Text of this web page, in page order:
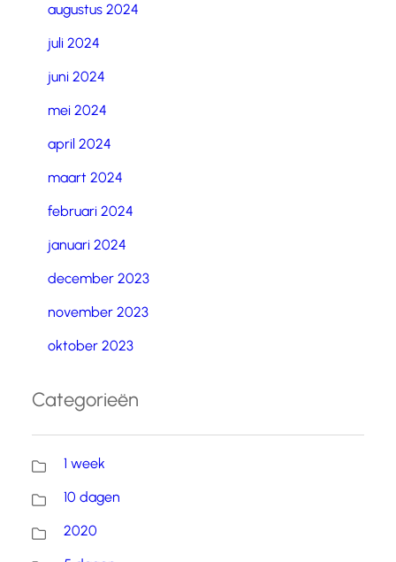
augustus 2024
juli 2024
juni 2024
mei 2024
april 2024
maart 2024
februari 2024
januari 2024
december 2023
november 2023
oktober 2023
Categorieën
1 week
10 dagen
2020